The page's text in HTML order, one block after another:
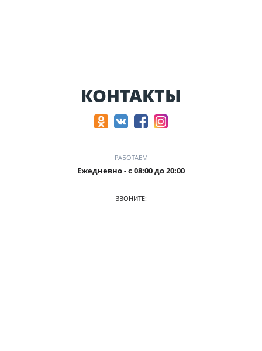
КОНТАКТЫ
РАБОТАЕМ
Ежедневно - с 08:00 до 20:00
ЗВОНИТЕ: